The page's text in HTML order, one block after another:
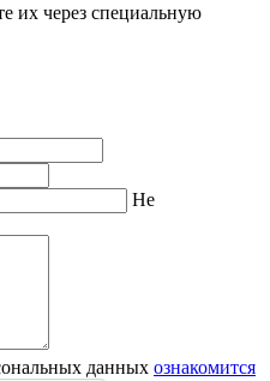
их через специальную
Не
данных ознакомится